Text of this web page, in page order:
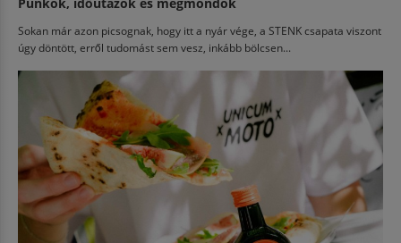
Sokan már azon picsognak, hogy itt a nyár vége, a STENK csapata viszont
úgy döntött, erről tudomást sem vesz, inkább bölcsen...